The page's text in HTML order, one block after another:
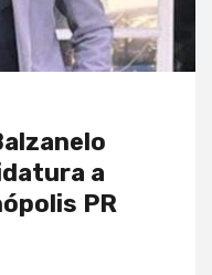
a
PR